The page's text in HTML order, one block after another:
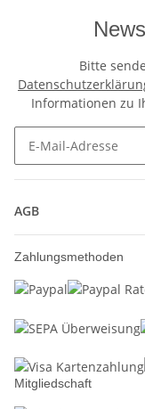
Bitte
Informationen zu
AGB
Zahlungsmethoden
Mitgliedschaft